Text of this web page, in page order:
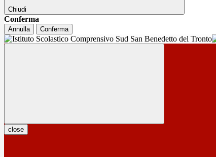
Chiudi
Conferma
Annulla Conferma
close